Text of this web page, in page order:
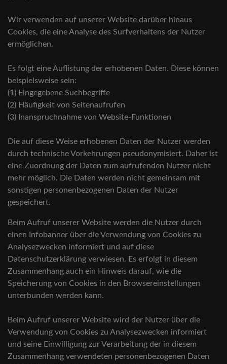
Wir verwenden auf unserer Website darüber hinaus
Cookies, die eine Analyse des Surfverhaltens der Nutzer
ermöglichen.
Es folgt eine Auflistung der erhobenen Daten. Diese können
beispielsweise sein:
(1) Eingegebene Suchbegriffe
(2) Häufigkeit von Seitenaufrufen
(3) Inanspruchnahme von Website-Funktionen
Die auf diese Weise erhobenen Daten der Nutzer werden
durch technische Vorkehrungen pseudonymisiert. Daher ist
eine Zuordnung der Daten zum aufrufenden Nutzer nicht
mehr möglich. Die Daten werden nicht gemeinsam mit
sonstigen personenbezogenen Daten der Nutzer
gespeichert.
Beim Aufruf unserer Website werden die Nutzer durch
einen Infobanner über die Verwendung von Cookies zu
Analysezwecken informiert und auf diese
Datenschutzerklärung verwiesen. Es erfolgt in diesem
Zusammenhang auch ein Hinweis darauf, wie die
Speicherung von Cookies in den Browsereinstellungen
unterbunden werden kann.
Beim Aufruf unserer Website wird der Nutzer über die
Verwendung von Cookies zu Analysezwecken informiert
und seine Einwilligung zur Verarbeitung der in diesem
Zusammenhang verwendeten personenbezogenen Daten